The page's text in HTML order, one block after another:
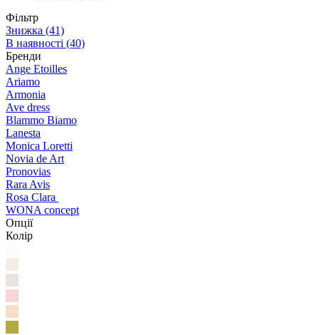
Фільтр
Знижка (41)
В наявності (40)
Бренди
Ange Etoilles
Ariamo
Armonia
Ave dress
Blammo Biamo
Lanesta
Monica Loretti
Novia de Art
Pronovias
Rara Avis
Rosa Clara
WONA concept
Опції
Колір